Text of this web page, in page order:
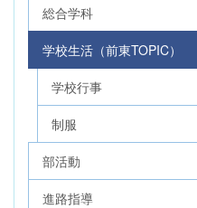
総合学科
学校生活（前東TOPIC）
学校行事
制服
部活動
進路指導